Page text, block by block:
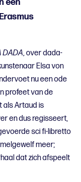
een
DADA, over dada-
Elsa von
nu een ode
profeet van de
als Artaud is
en dus regisseert,
sci fi-libretto
meer;
dat zich afspeelt